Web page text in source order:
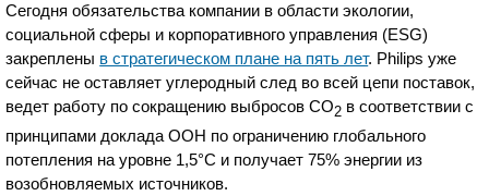
Сегодня обязательства компании в области экологии,
социальной сферы и корпоративного управления (ESG)
закреплены в стратегическом плане на пять лет. Philips уже
сейчас не оставляет углеродный след во всей цепи поставок,
ведет работу по сокращению выбросов CO2 в соответствии с
принципами доклада ООН по ограничению глобального
потепления на уровне 1,5°С и получает 75% энергии из
возобновляемых источников.